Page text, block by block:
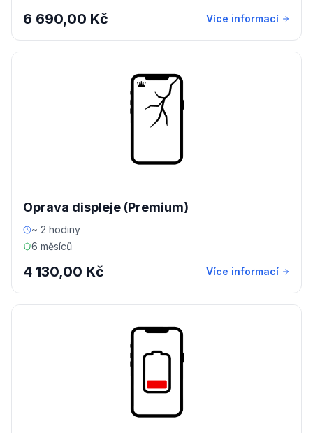
6 690,00 Kč Více informací
Oprava displeje (Premium)
~ 2 hodiny
6 měsíců
4 130,00 Kč Více informací